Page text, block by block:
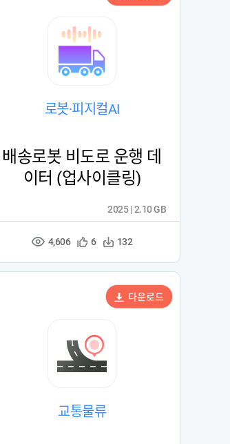
로봇·피지컬AI
배송로봇 비도로 운행 데
이터 (업사이클링)
조
수
4,606
관
등
록
6
다
수
132
2025 | 2.10 GB
교통물류
다운로드